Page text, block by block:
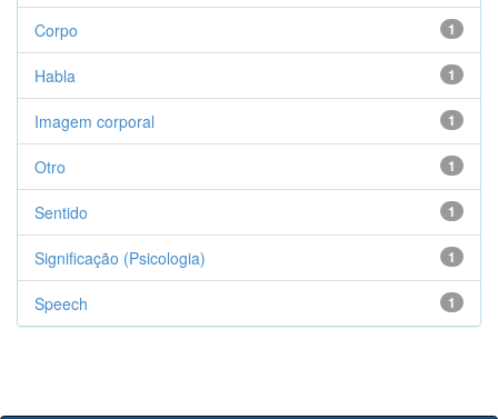
1
Corpo
1
Habla
1
Imagem corporal
1
Otro
1
Sentido
1
Significação (Psicologia)
1
Speech